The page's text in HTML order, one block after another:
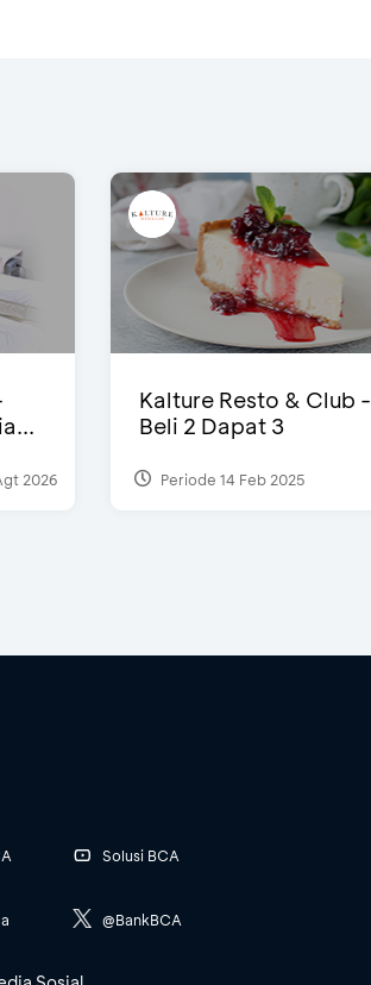
2026
Kalture Resto & Club -
Beli 2 Dapat 3
Periode 14 Feb 2025
Solusi BCA
@BankBCA